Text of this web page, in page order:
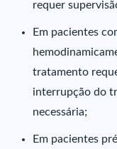
requer
Em pacientes
tratamento
interrupção do
necessária;
Em pacientes